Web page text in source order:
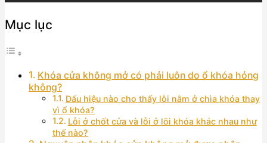
Mục lục
Khóa cửa không mở có phải luôn do ổ khóa hỏng
không?
Dấu hiệu nào cho thấy lỗi nằm ở chìa khóa thay
vì ổ khóa?
Lỗi ở chốt cửa và lỗi ở lõi khóa khác nhau như
thế nào?